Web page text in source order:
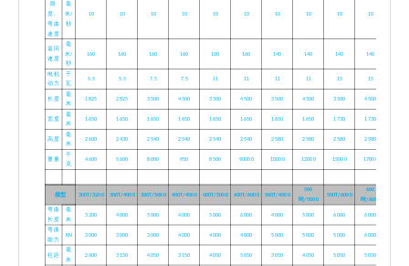
限
度。
弯曲
速度
毫
米/
秒
10 10 10 10 10 10 10 10 10 10
返回
速度
毫
米/
秒
160 160 160 160 160 160 140 140 140 140
电机
动力
千
瓦
5.5 5.5 7.5 7.5 11 11 11 11 15 15
长度
毫
米
1825 2825 3500 4500 3500 4500 3500 4500 3500 4500
宽度
毫
米
1650 1650 1650 1650 1650 1650 1650 1650 1730 1730
高度
毫
米
2600 2430 2540 2540 2540 2540 2580 2580 2580 2580
重量
千
克
4600 5600 8000 950 8500 90000 10000 12000 15000 17000
模型 300T/3200 300T/4000 300T/5000 400T/4000 400T/5000 400T/6000 500T/4000
500
吨/5000
500T/6000
600
吨/6000
弯曲
长度
毫
米
3200 4000 5000 4000 5000 6000 4000 5000 6000 6000
弯曲
能力
KN 3000 3000 3000 4000 4000 4000 5000 5000 5000 6000
柱距
毫
米
2600 3150 4050 3150 4050 5050 3050 4050 5050 5050